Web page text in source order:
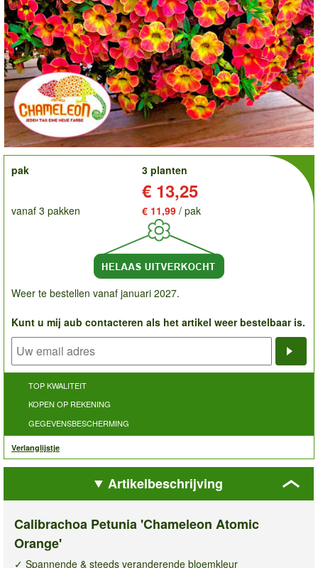
order
pak
3 planten
€ 13,25
vanaf 3 pakken € 11,99 / pak
Weer te bestellen vanaf januari 2027.
Kunt u mij aub contacteren als het artikel weer bestelbaar is.
TOP KWALITEIT
KOPEN OP REKENING
GEGEVENSBESCHERMING
Verlanglijstje
Artikelbeschrijving
Calibrachoa Petunia 'Chameleon Atomic
Orange'
✓ Spannende & steeds veranderende bloemkleur